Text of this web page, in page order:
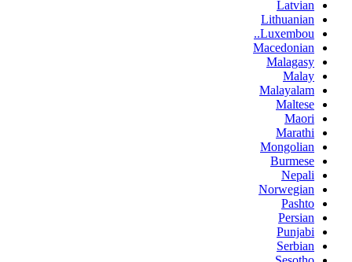
Latvian
Lithuanian
Luxembou..
Macedonian
Malagasy
Malay
Malayalam
Maltese
Maori
Marathi
Mongolian
Burmese
Nepali
Norwegian
Pashto
Persian
Punjabi
Serbian